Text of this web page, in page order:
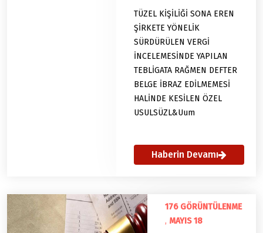
TÜZEL KİŞİLİĞİ SONA EREN
ŞİRKETE YÖNELİK
SÜRDÜRÜLEN VERGİ
İNCELEMESİNDE YAPILAN
TEBLİGATA RAĞMEN DEFTER
BELGE İBRAZ EDİLMEMESİ
HALİNDE KESİLEN ÖZEL
USULSÜZL&Uum
Haberin Devamı
176 GÖRÜNTÜLENME
, MAYIS 18